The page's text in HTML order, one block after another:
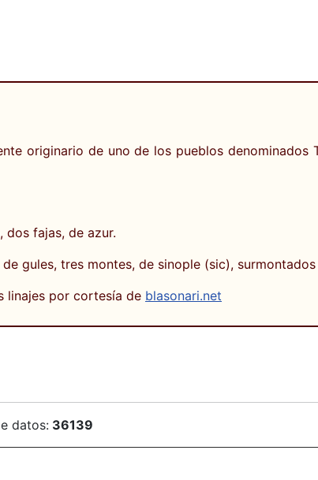
originario de uno de los pueblos
dos fajas, de azur.
gules, tres montes, de sinople (sic),
linajes por cortesía de blasonari.net
datos: 36139